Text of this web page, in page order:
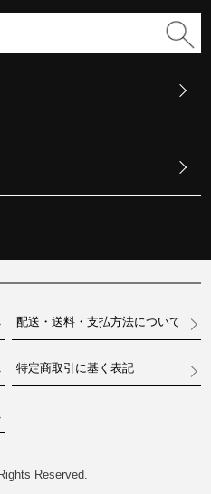
配送・送料・支払方法について
特定商取引に基く表記
Reserved.